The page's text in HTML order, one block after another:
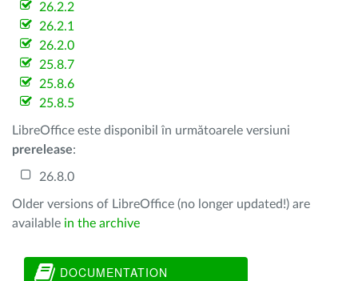
26.2.2
26.2.1
26.2.0
25.8.7
25.8.6
25.8.5
LibreOffice este disponibil în următoarele versiuni
prerelease:
26.8.0
Older versions of LibreOffice (no longer updated!) are
available in the archive
DOCUMENTATION